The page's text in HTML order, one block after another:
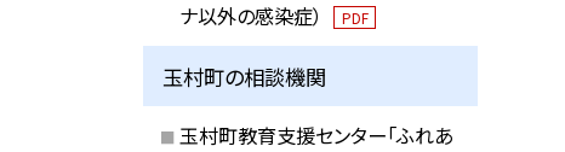
ナ以外の感染症）
PDF
玉村町の相談機関
玉村町教育支援センター「ふれあ